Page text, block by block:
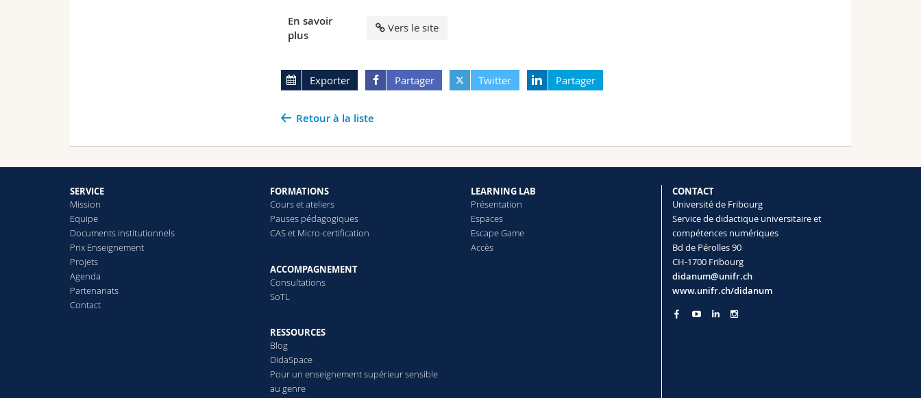
En savoir
plus
Vers le site
Exporter Partager Twitter Partager
Retour à la liste
SERVICE
Mission
Equipe
Documents institutionnels
Prix Enseignement
Projets
Agenda
Partenariats
Contact
FORMATIONS
Cours et ateliers
Pauses pédagogiques
CAS et Micro-certification
ACCOMPAGNEMENT
Consultations
SoTL
RESSOURCES
Blog
DidaSpace
Pour un enseignement supérieur sensible
au genre
LEARNING LAB
Présentation
Espaces
Escape Game
Accès
CONTACT
Université de Fribourg
Service de didactique universitaire et
compétences numériques
Bd de Pérolles 90
CH-1700 Fribourg
didanum@unifr.ch
www.unifr.ch/didanum